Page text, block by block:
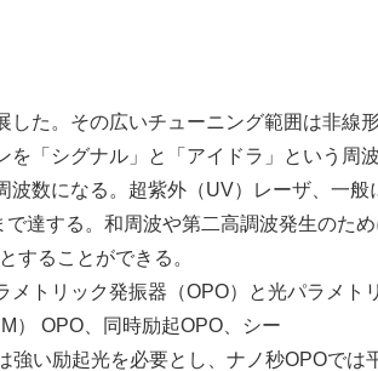
た。その広いチューニング範囲は非線
「シグナル」と「アイドラ」という周
数になる。超紫外（UV）レーザ、一般
達する。和周波や第二高調波発生のた
することができる。
トリック発振器（OPO）と光パラメト
） OPO、同時励起OPO、シー
い励起光を必要とし、ナノ秒OPOでは